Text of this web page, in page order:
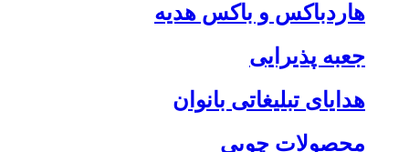
هاردباکس و باکس هدیه
جعبه پذیرایی
هدایای تبلیغاتی بانوان
محصولات چوبی